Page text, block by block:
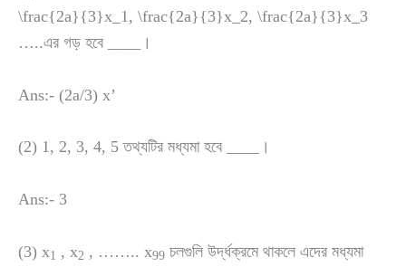
\frac{2a}{3}x_1, \frac{2a}{3}x_2, \frac{2a}{3}x_3
…..এর গড় হবে ____।
Ans:- (2a/3) x’
(2) 1, 2, 3, 4, 5 তথ্যটির মধ্যমা হবে ____।
Ans:- 3
(3) x1 , x2 , …….. x99 চলগুলি উর্দ্ধক্রমে থাকলে এদের মধ্যমা